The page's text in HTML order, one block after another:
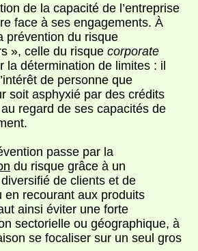
de la capacité de l’entreprise
face à ses engagements. À
prévention du risque
», celle du risque corporate
la détermination de limites : il
de personne que
soit asphyxié par des crédits
regard de ses capacités de
passe par la
du risque grâce à un
de clients et de
en recourant aux produits
ainsi éviter une forte
sectorielle ou géographique, à
se focaliser sur un seul gros